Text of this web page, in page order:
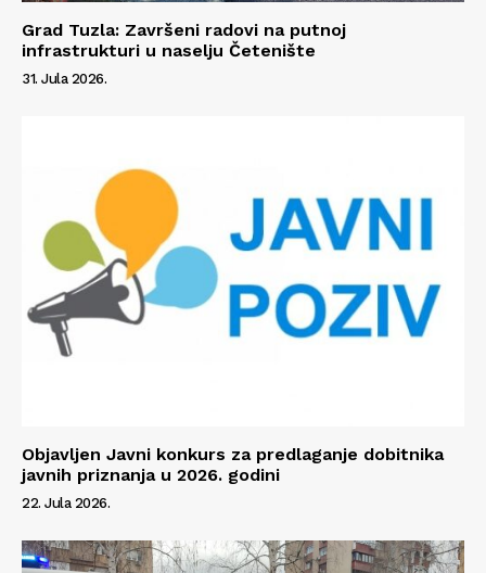
Info
O nama
Kontakt
Impressum
Grad Tuzla: Završeni radovi na putnoj
infrastrukturi u naselju Četenište
31. Jula 2026.
Objavljen Javni konkurs za predlaganje dobitnika
javnih priznanja u 2026. godini
22. Jula 2026.